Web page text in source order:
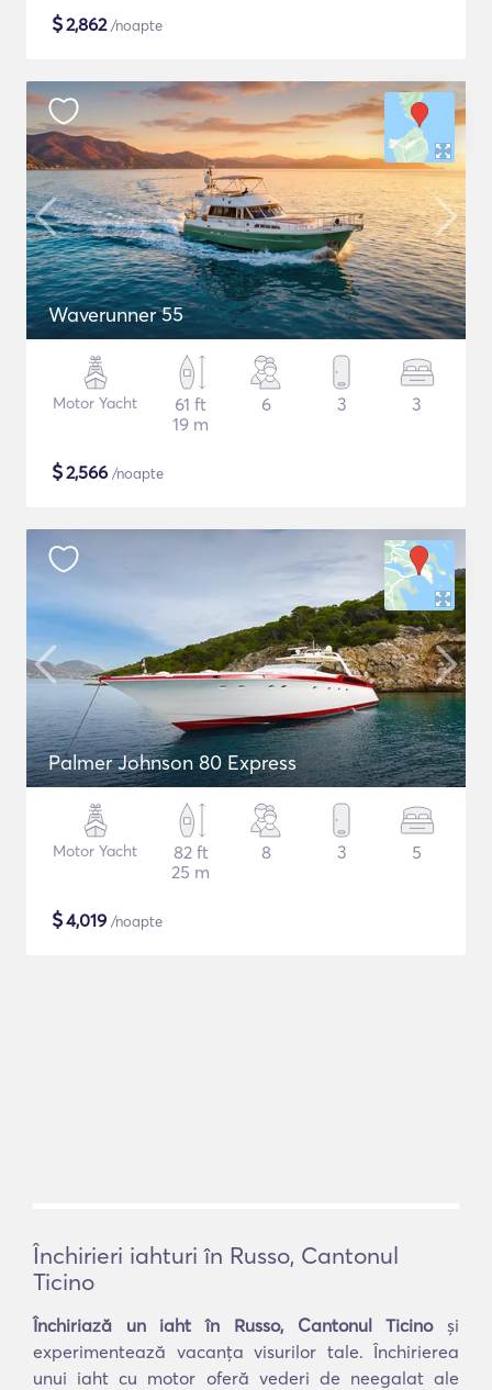
$2,862/noapte
Waverunner 55
Motor Yacht
61 ft
19 m
6 3 3
$2,566 /noapte
Palmer Johnson 80 Express
Motor Yacht
82 ft
25 m
8 3 5
$4,019 /noapte
Închirieri iahturi în Russo, Cantonul
Ticino
Închiriază un iaht în Russo, Cantonul Ticinoși
experimentează vacanța visurilor tale. Închirierea
unui iaht cu motor oferă vederi de neegalat ale